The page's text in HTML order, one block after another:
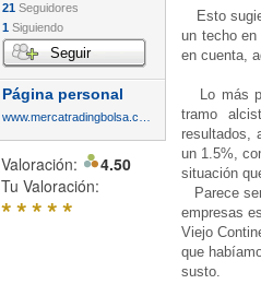
21 Seguidores
1 Siguiendo
Seguir
Página personal
Valoración:
4.50
Tu Valoración:
*****
Esto
un techo
en cuenta,
Lo más
tramo
resultados,
un 1.5%,
situación
Parece
empresas
Viejo
que
susto.